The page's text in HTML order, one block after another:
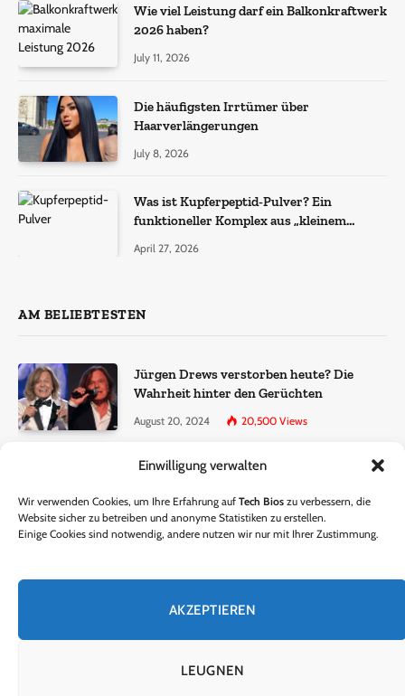
Einwilligung verwalten
Wir verwenden Cookies, um Ihre Erfahrung auf Tech Bios zu verbessern, die
Website sicher zu betreiben und anonyme Statistiken zu erstellen.
Einige Cookies sind notwendig, andere nutzen wir nur mit Ihrer Zustimmung.
AKZEPTIEREN
LEUGNEN
Wie viel Leistung darf ein Balkonkraftwerk
2026 haben?
July 11, 2026
Die häufigsten Irrtümer über
Haarverlängerungen
July 8, 2026
Was ist Kupferpeptid-Pulver? Ein
funktioneller Komplex aus „kleinem
April 27, 2026
AM BELIEBTESTEN
Jürgen Drews verstorben heute? Die
Wahrheit hinter den Gerüchten
August 20, 2024 20,500 Views
Ralf Dammasch Traueranzeige:
June 26, 2024 13,286Views
hinter den Gerüchten
October 5, 2024 9,301